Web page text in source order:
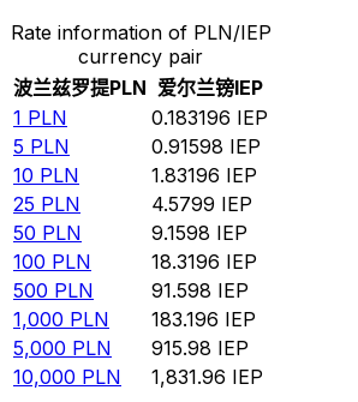
Rate information of PLN/IEP
currency pair
波兰兹罗提PLN 爱尔兰镑IEP
1 PLN 0.183196 IEP
5 PLN 0.91598 IEP
10 PLN 1.83196 IEP
25 PLN 4.5799 IEP
50 PLN 9.1598 IEP
100 PLN 18.3196 IEP
500 PLN 91.598 IEP
1,000 PLN 183.196 IEP
5,000 PLN 915.98 IEP
10,000 PLN 1,831.96 IEP